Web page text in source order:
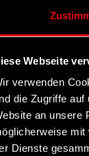
Webseite
verwenden
die Zugriffe
an unsere
Dienste